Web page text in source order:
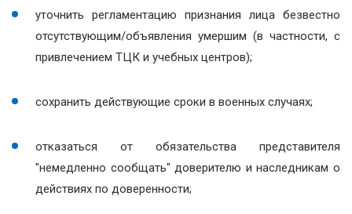
уточнить регламентацию признания лица безвестно
отсутствующим/объявления умершим (в частности, с
привлечением ТЦК и учебных центров);
сохранить действующие сроки в военных случаях;
отказаться от обязательства представителя
"немедленно сообщать" доверителю и наследникам о
действиях по доверенности;